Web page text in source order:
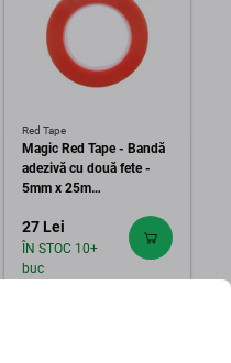
Red Tape
Magic Red Tape - Bandă
adezivă cu două fete -
5mm x 25m
27 Lei
ÎN STOC 10+
buc